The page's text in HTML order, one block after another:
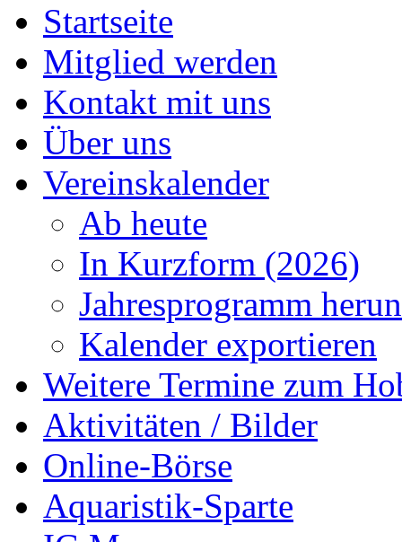
Startseite
Mitglied werden
Kontakt mit uns
Über uns
Vereinskalender
Ab heute
In Kurzform (2026)
Jahresprogramm
Kalender exportieren
Weitere Termine zum
Aktivitäten / Bilder
Online-Börse
Aquaristik-Sparte